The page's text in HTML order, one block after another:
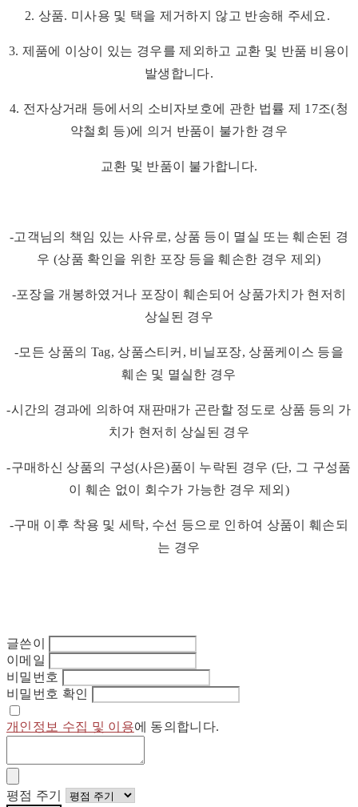
2. 상품. 미사용 및 택을 제거하지 않고 반송해 주세요.
3. 제품에 이상이 있는 경우를 제외하고 교환 및 반품 비용이
발생합니다.
4. 전자상거래 등에서의 소비자보호에 관한 법률 제 17조(청
약철회 등)에 의거 반품이 불가한 경우
교환 및 반품이 불가합니다.
-고객님의 책임 있는 사유로, 상품 등이 멸실 또는 훼손된 경
우 (상품 확인을 위한 포장 등을 훼손한 경우 제외)
-포장을 개봉하였거나 포장이 훼손되어 상품가치가 현저히
상실된 경우
-모든 상품의 Tag, 상품스티커, 비닐포장, 상품케이스 등을
훼손 및 멸실한 경우
-시간의 경과에 의하여 재판매가 곤란할 정도로 상품 등의 가
치가 현저히 상실된 경우
-구매하신 상품의 구성(사은)품이 누락된 경우 (단, 그 구성품
이 훼손 없이 회수가 가능한 경우 제외)
-구매 이후 착용 및 세탁, 수선 등으로 인하여 상품이 훼손되
는 경우
글쓴이
이메일
비밀번호
비밀번호 확인
개인정보 수집 및 이용에 동의합니다.
평점 주기